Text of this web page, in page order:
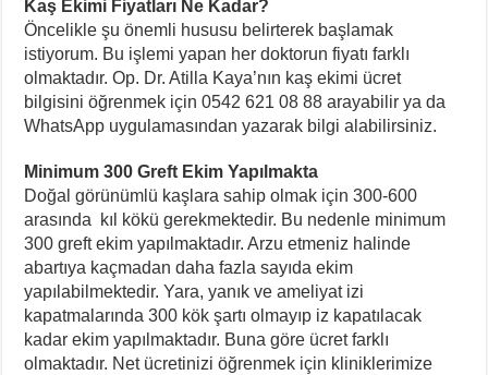
Kaş Ekimi Fiyatları Ne Kadar?
Öncelikle şu önemli hususu belirterek başlamak
istiyorum. Bu işlemi yapan her doktorun fiyatı farklı
olmaktadır. Op. Dr. Atilla Kaya’nın kaş ekimi ücret
bilgisini öğrenmek için 0542 621 08 88 arayabilir ya da
WhatsApp uygulamasından yazarak bilgi alabilirsiniz.
Minimum 300 Greft Ekim Yapılmakta
Doğal görünümlü kaşlara sahip olmak için 300-600
arasında kıl kökü gerekmektedir. Bu nedenle minimum
300 greft ekim yapılmaktadır. Arzu etmeniz halinde
abartıya kaçmadan daha fazla sayıda ekim
yapılabilmektedir. Yara, yanık ve ameliyat izi
kapatmalarında 300 kök şartı olmayıp iz kapatılacak
kadar ekim yapılmaktadır. Buna göre ücret farklı
olmaktadır. Net ücretinizi öğrenmek için kliniklerimize